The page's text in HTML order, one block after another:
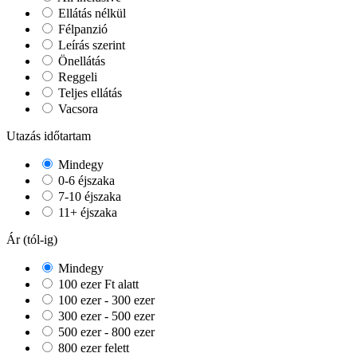
Ellátás nélkül
Félpanzió
Leírás szerint
Önellátás
Reggeli
Teljes ellátás
Vacsora
Utazás időtartam
Mindegy
0-6 éjszaka
7-10 éjszaka
11+ éjszaka
Ár (tól-ig)
Mindegy
100 ezer Ft alatt
100 ezer - 300 ezer
300 ezer - 500 ezer
500 ezer - 800 ezer
800 ezer felett